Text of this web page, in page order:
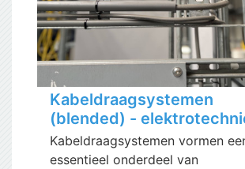
Kabeldraagsystemen
(blended) -
Kabeldraagsystemen vormen
essentieel onderdeel van